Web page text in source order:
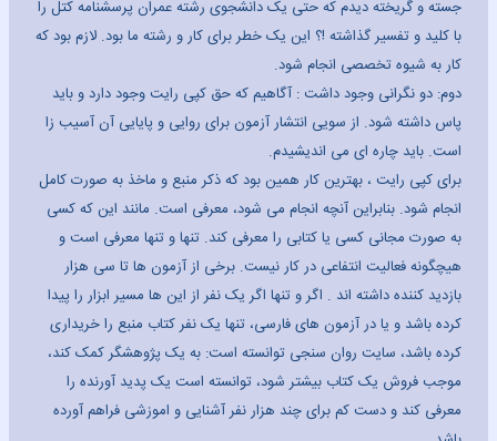
جسته و گریخته دیدم که حتی یک دانشجوی رشته عمران پرسشنامه کتل را
با کلید و تفسیر گذاشته !؟ این یک خطر برای کار و رشته ما بود. لازم بود که
کار به شیوه تخصصی انجام شود.
دوم: دو نگرانی وجود داشت : آگاهیم که حق کپی رایت وجود دارد و باید
پاس داشته شود. از سویی انتشار آزمون برای روایی و پایایی آن آسیب زا
است. باید چاره ای می اندیشیدم.
برای کپی رایت ، بهترین کار همین بود که ذکر منبع و ماخذ به صورت کامل
انجام شود. بنابراین آنچه انجام می شود، معرفی است. مانند این که کسی
به صورت مجانی کسی یا کتابی را معرفی کند. تنها و تنها معرفی است و
هیچگونه فعالیت انتفاعی در کار نیست. برخی از آزمون ها تا سی هزار
بازدید کننده داشته اند . اگر و تنها اگر یک نفر از این ها مسیر ابزار را پیدا
کرده باشد و یا در آزمون های فارسی، تنها یک نفر کتاب منبع را خریداری
کرده باشد، سایت روان سنجی توانسته است: به یک پژوهشگر کمک کند،
موجب فروش یک کتاب بیشتر شود، توانسته است یک پدید آورنده را
معرفی کند و دست کم برای چند هزار نفر آشنایی و اموزشی فراهم آورده